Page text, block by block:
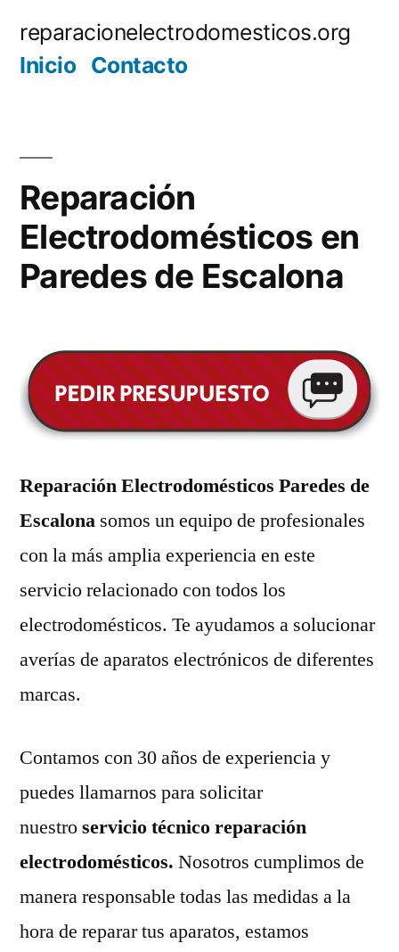
reparacionelectrodomesticos.org
Inicio Contacto
Reparación
Electrodomésticos en
Paredes de Escalona
Reparación Electrodomésticos Paredes de
Escalona somos un equipo de profesionales
con la más amplia experiencia en este
servicio relacionado con todos los
electrodomésticos. Te ayudamos a solucionar
averías de aparatos electrónicos de diferentes
marcas.
Contamos con 30 años de experiencia y
puedes llamarnos para solicitar
nuestroservicio técnico reparación
electrodomésticos. Nosotros cumplimos de
manera responsable todas las medidas a la
hora de reparar tus aparatos, estamos